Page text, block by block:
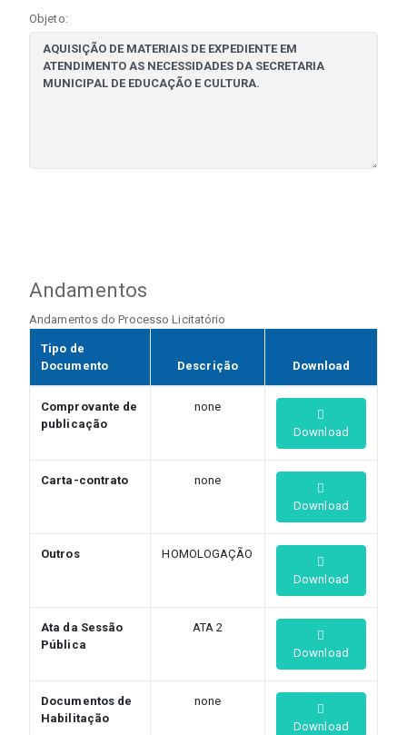
Objeto:
Andamentos
Andamentos do Processo Licitatório
Tipo de
Documento
Descrição Download
Comprovante de
publicação
none
Download
Carta-contrato
none
Download
Outros
HOMOLOGAÇÃO
Download
Ata da Sessão
Pública
ATA 2
Download
Documentos de
Habilitação
none
Download